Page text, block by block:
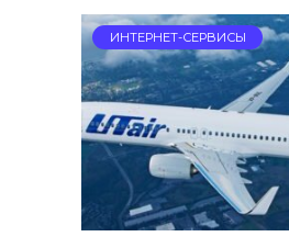
ИНТЕРНЕТ-СЕРВИСЫ